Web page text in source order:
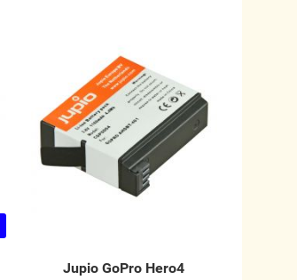
Jupio GoPro Hero4